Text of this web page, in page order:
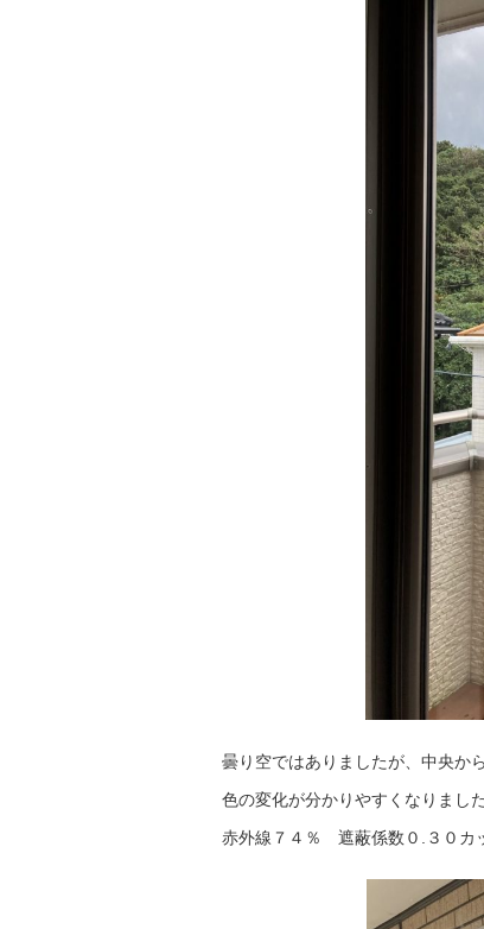
曇り空ではありましたが、中央か
色の変化が分かりやすくなりまし
赤外線７４％ 遮蔽係数０.３０カ